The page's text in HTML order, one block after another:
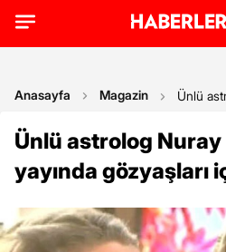
Anasayfa Magazin Ünlü
Ünlü astrolog Nuray
yayında gözyaşları